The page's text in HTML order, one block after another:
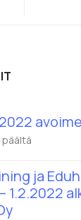
avoimet
ja
1.2.2022